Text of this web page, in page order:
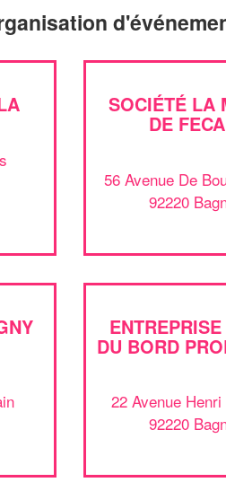
SOCIÉTÉ LA
DE
56 Avenue De
92220
DU BORD
22 Avenue
92220